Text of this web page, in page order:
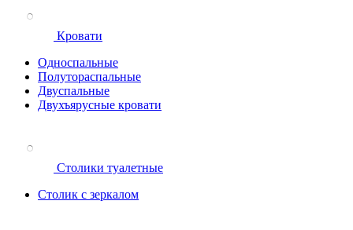
Кровати
Односпальные
Полутораспальные
Двуспальные
Двухъярусные кровати
Столики туалетные
Столик с зеркалом